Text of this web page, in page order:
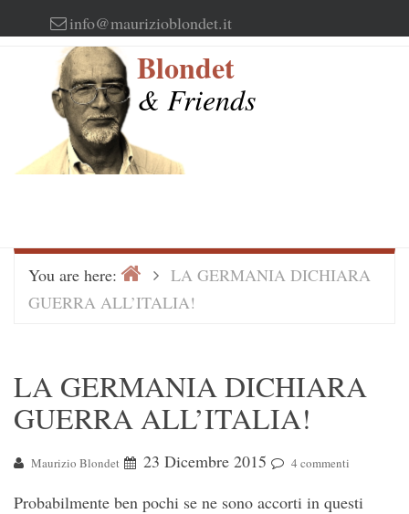
to
info@maurizioblondet.it
Blondet
& Friends
You are here: HomeLA GERMANIA DICHIARA
GUERRA ALL’ITALIA!
LA GERMANIA DICHIARA
GUERRA ALL’ITALIA!
Maurizio Blondet 23 Dicembre 2015 4 commenti
Probabilmente ben pochi se ne sono accorti in questi